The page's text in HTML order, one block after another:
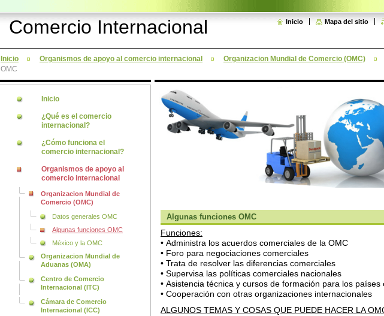
Comercio Internacional Inicio Mapa del sitio
Inicio Organismos de apoyo al comercio internacional Organizacion Mundial de Comercio (OMC)
OMC
Algunas funciones OMC
Funciones:
• Administra los acuerdos comerciales de la OMC
• Foro para negociaciones comerciales
• Trata de resolver las diferencias comerciales
• Supervisa las políticas comerciales nacionales
• Asistencia técnica y cursos de formación para los países
• Cooperación con otras organizaciones internacionales
ALGUNOS TEMAS Y COSAS QUE PUEDE HACER LA
Inicio
¿Qué es el comercio
internacional?
¿Cómo funciona el
comercio internacional?
Organismos de apoyo al
comercio internacional
Organizacion Mundial de
Comercio (OMC)
Datos generales OMC
Algunas funciones OMC
México y la OMC
Organizacion Mundial de
Aduanas (OMA)
Centro de Comercio
Internacional (ITC)
Cámara de Comercio
Internacional (ICC)